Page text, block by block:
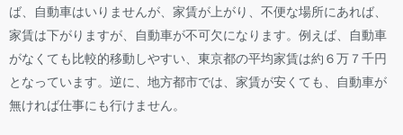
ば、自動車はいりませんが、家賃が上がり、不便な場所にあれば、
家賃は下がりますが、自動車が不可欠になります。例えば、自動車
がなくても比較的移動しやすい、東京都の平均家賃は約６万７千円
となっています。逆に、地方都市では、家賃が安くても、自動車が
無ければ仕事にも行けません。